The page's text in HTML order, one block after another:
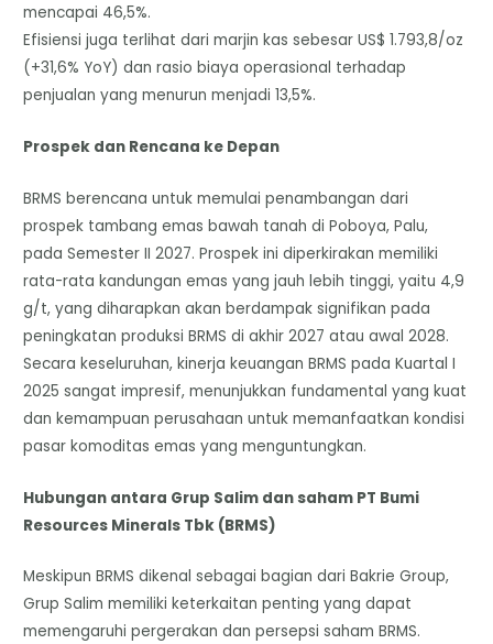
mencapai 46,5%.
​Efisiensi juga terlihat dari marjin kas sebesar US$ 1.793,8/oz
(+31,6% YoY) dan rasio biaya operasional terhadap
penjualan yang menurun menjadi 13,5%.
​Prospek dan Rencana ke Depan
​BRMS berencana untuk memulai penambangan dari
prospek tambang emas bawah tanah di Poboya, Palu,
pada Semester II 2027. Prospek ini diperkirakan memiliki
rata-rata kandungan emas yang jauh lebih tinggi, yaitu 4,9
g/t, yang diharapkan akan berdampak signifikan pada
peningkatan produksi BRMS di akhir 2027 atau awal 2028.
​Secara keseluruhan, kinerja keuangan BRMS pada Kuartal I
2025 sangat impresif, menunjukkan fundamental yang kuat
dan kemampuan perusahaan untuk memanfaatkan kondisi
pasar komoditas emas yang menguntungkan.
​Hubungan antara Grup Salim dan saham PT Bumi
Resources Minerals Tbk (BRMS)
Meskipun BRMS dikenal sebagai bagian dari Bakrie Group,
Grup Salim memiliki keterkaitan penting yang dapat
memengaruhi pergerakan dan persepsi saham BRMS.